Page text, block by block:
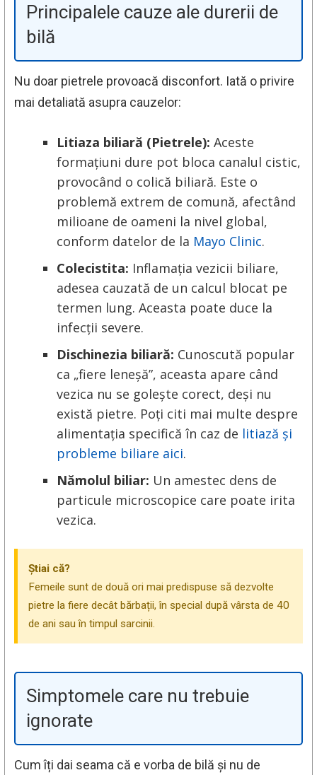
Principalele cauze ale durerii de
bilă
Nu doar pietrele provoacă disconfort. Iată o privire
mai detaliată asupra cauzelor:
Litiaza biliară (Pietrele): Aceste
formațiuni dure pot bloca canalul cistic,
provocând o colică biliară. Este o
problemă extrem de comună, afectând
milioane de oameni la nivel global,
conform datelor de la Mayo Clinic.
Colecistita: Inflamația vezicii biliare,
adesea cauzată de un calcul blocat pe
termen lung. Aceasta poate duce la
infecții severe.
Dischinezia biliară: Cunoscută popular
ca „fiere leneșă”, aceasta apare când
vezica nu se golește corect, deși nu
există pietre. Poți citi mai multe despre
alimentația specifică în caz de litiază și
probleme biliare aici.
Nămolul biliar: Un amestec dens de
particule microscopice care poate irita
vezica.
Știai că?
Femeile sunt de două ori mai predispuse să dezvolte
pietre la fiere decât bărbații, în special după vârsta de 40
de ani sau în timpul sarcinii.
Simptomele care nu trebuie
ignorate
Cum îți dai seama că e vorba de bilă și nu de